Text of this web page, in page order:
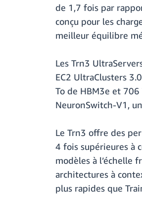
de 1,7 fois par
conçu pour les
meilleur équilibre
Les Trn3
EC2 UltraClusters
To de HBM3e et
NeuronSwitch-V1,
Le Trn3 offre des
4 fois supérieures à
modèles à l’échelle
architectures à
plus rapides que